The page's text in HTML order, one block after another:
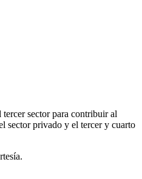
sector para contribuir al
sector privado y el tercer y cuarto